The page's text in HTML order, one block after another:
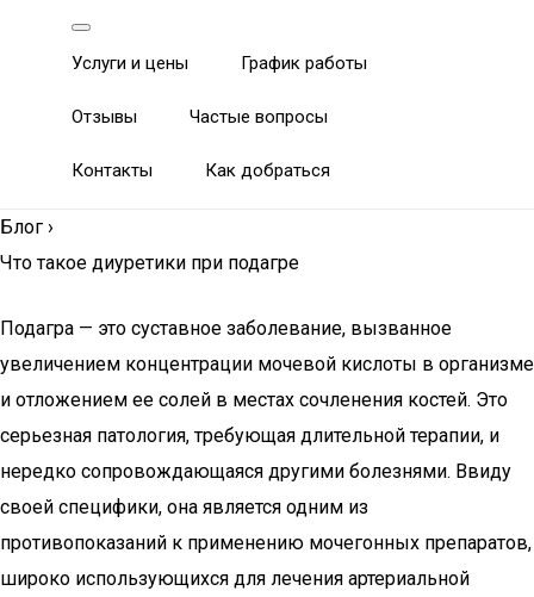
Услуги и цены График работы
Отзывы Частые вопросы
Контакты Как добраться
Блог ›
Что такое диуретики при подагре
Подагра — это суставное заболевание, вызванное
увеличением концентрации мочевой кислоты в организме
и отложением ее солей в местах сочленения костей. Это
серьезная патология, требующая длительной терапии, и
нередко сопровождающаяся другими болезнями. Ввиду
своей специфики, она является одним из
противопоказаний к применению мочегонных препаратов,
широко использующихся для лечения артериальной